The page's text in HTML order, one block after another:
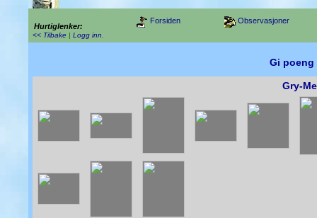
Hurtiglenker:
Forsiden Observasjoner
<< Tilbake | Logg inn
Gi poeng
Gry-